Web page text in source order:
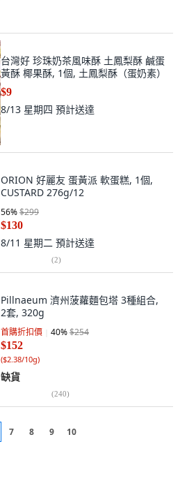
台灣好 珍珠奶茶風味酥 土鳳梨酥 鹹蛋
黃酥 椰果酥, 1個, 土鳳梨酥（蛋奶素）
$9
8/13 星期四 預計送達
ORION 好麗友 蛋黃派 軟蛋糕, 1個,
CUSTARD 276g/12
56%$299
$130
8/11 星期二 預計送達
(2)
Pillnaeum 濟州菠蘿麵包塔 3種組合,
2套, 320g
首購折扣價 40%$254
$152
($2.38/10g)
缺貨
(240)
7 8 9 10